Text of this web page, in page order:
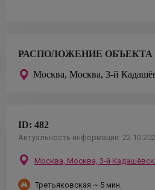
РАСПОЛОЖЕНИЕ ОБЪЕКТА
Москва, Москва, 3-й
ID: 482
Актуальность информации:
Москва, Москва, 3-й
Третьяковская ~ 5 мин.